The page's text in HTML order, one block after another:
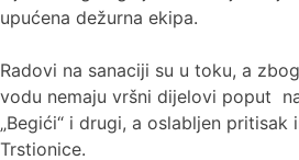
upućena dežurna ekipa.
Radovi na sanaciji su u toku, a
vodu nemaju vršni dijelovi poput
„Begići“ i drugi, a oslabljen
Trstionice.